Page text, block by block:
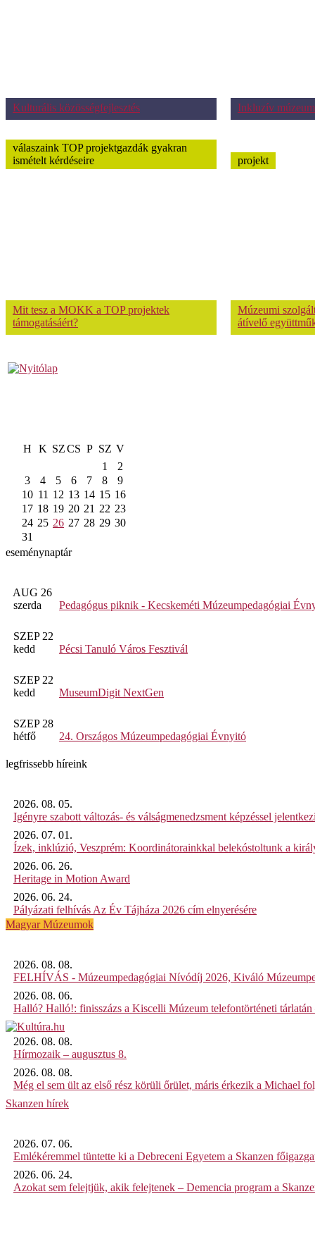
Kulturális közösségfejlesztés Inkluzív múzeum
válaszaink TOP projektgazdák gyakran
ismételt kérdéseire
Mit tesz a MOKK a TOP projektek
támogatásáért?
projekt
Múzeumi
átívelő
H K SZCS P SZ V
1
2
3
4 5 6 7 8
9
10 11 12 13 14 15 16
17 18 19 20 21 22 23
24 25 26 27 28 29 30
31
eseménynaptár
AUG 26
szerda
Pedagógus piknik - Kecskeméti Múzeumpedagógiai
SZEP 22
kedd
Pécsi Tanuló Város Fesztivál
SZEP 22
kedd
MuseumDigit NextGen
SZEP 28
hétfő
24. Országos Múzeumpedagógiai Évnyitó
legfrissebb híreink
2026. 08. 05.
Igényre szabott változás- és válságmenedzsment képzéssel
2026. 07. 01.
Ízek, inklúzió, Veszprém: Koordinátorainkkal belekóstoltunk a
2026. 06. 26.
Heritage in Motion Award
2026. 06. 24.
Pályázati felhívás Az Év Tájháza 2026 cím elnyerésére
Magyar Múzeumok
2026. 08. 08.
FELHÍVÁS - Múzeumpedagógiai Nívódíj 2026, Kiváló
2026. 08. 06.
Halló? Halló!: finisszázs a Kiscelli Múzeum telefontörténeti tárlatán
2026. 08. 08.
Hírmozaik – augusztus 8.
2026. 08. 08.
Még el sem ült az első rész körüli őrület, máris érkezik a Michael
Skanzen hírek
2026. 07. 06.
Emlékéremmel tüntette ki a Debreceni Egyetem a Skanzen
2026. 06. 24.
Azokat sem felejtjük, akik felejtenek – Demencia program a